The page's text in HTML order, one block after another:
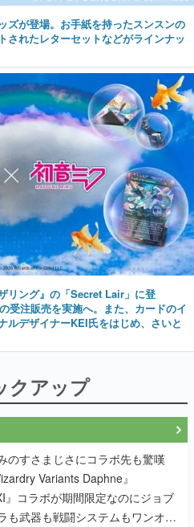
ズが登場。お手紙を持ったスンスンの
されたレターセットなどがラインナッ
リング』の「Secret Lair」に登
受注販売を実施へ。また、カードのイ
ルデザイナーKEI氏をはじめ、さいと
クアップ
のすさまじさにコラボ先も驚嘆
Variants Daphne』
』コラボが期間限定なのにジョブ
も武器も戦闘システムもワンオフ